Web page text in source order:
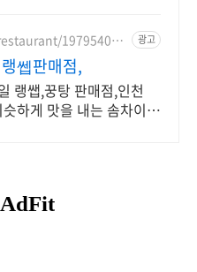
197954054
광고
쎕판매점,
랭쌥,꿍탕 판매점,인천
하게 맛을 내는 솜차이